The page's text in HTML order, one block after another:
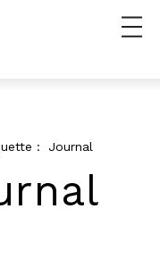
: Journal